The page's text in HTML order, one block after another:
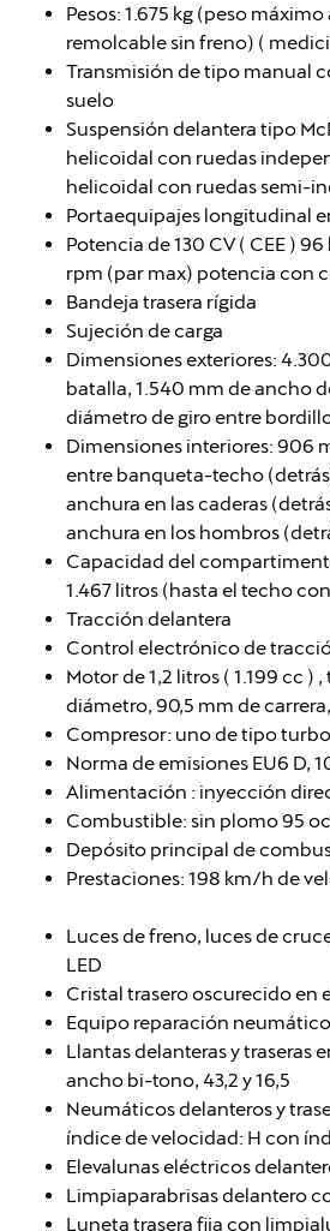
Pesos: 1.675 kg (peso
remolcable sin freno) (
Transmisión de tipo manual
suelo
Suspensión delantera tipo
helicoidal con ruedas
helicoidal con ruedas semi-
Portaequipajes longitudinal
Potencia de 130 CV ( CEE )
rpm (par max) potencia con
Bandeja trasera rígida
Sujeción de carga
Dimensiones exteriores:
batalla, 1.540 mm de ancho
diámetro de giro entre
Dimensiones interiores: 906
entre banqueta-techo
anchura en las caderas
anchura en los hombros
Capacidad del
1.467 litros (hasta el techo
Tracción delantera
Control electrónico de
Motor de 1,2 litros ( 1.199 cc
diámetro, 90,5 mm de
Compresor: uno de tipo turbo
Norma de emisiones EU6 D,
Alimentación : inyección
Combustible: sin plomo 95
Depósito principal de
Prestaciones: 198 km/h de
Luces de freno, luces de
LED
Cristal trasero oscurecido en
Equipo reparación
Llantas delanteras y traseras
ancho bi-tono, 43,2 y 16,5
Neumáticos delanteros y
índice de velocidad: H con
Elevalunas eléctricos
Limpiaparabrisas delantero
Luneta trasera fija con